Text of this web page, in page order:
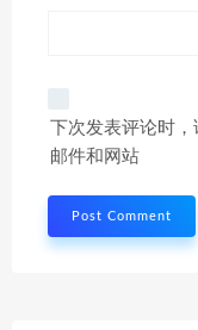
下次发表评论时
邮件和网站